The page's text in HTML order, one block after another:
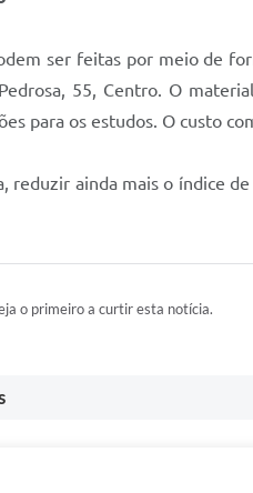
ser feitas por meio de
55, Centro. O
para os estudos. O custo
reduzir ainda mais o índice
o primeiro a curtir esta notícia.